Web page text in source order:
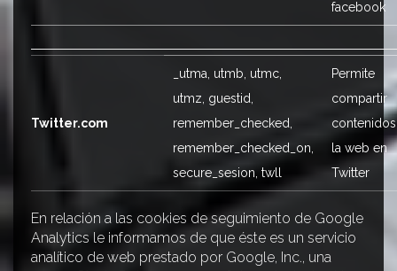
facebook
Twitter.com
_utma, utmb, utmc,
utmz, guestid,
remember_checked,
remember_checked_on,
secure_sesion, twll
Permite
compartir
la web en
Twitter
En relación a las cookies de seguimiento de Google
Analytics le informamos de que éste es un servicio
analítico de web prestado por Google, Inc., una